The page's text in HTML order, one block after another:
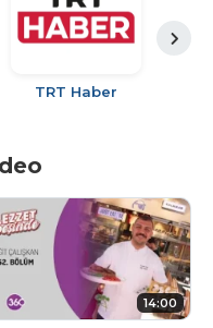
TRT Haber
14:00